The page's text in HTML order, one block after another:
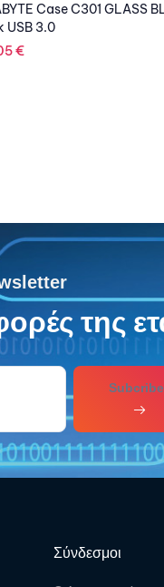
Case PURITY
Mini, Micro ATX Black
€
της
Σύνδεσμοι